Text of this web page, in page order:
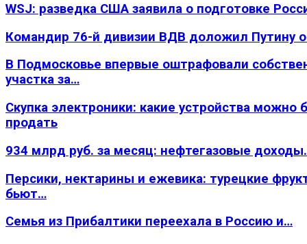
WSJ: разведка США заявила о подготовке
Командир 76-й дивизии ВДВ доложил Путину
В Подмосковье впервые оштрафовали
участка за…
Скупка электроники: какие устройства можно
продать
934 млрд руб. за месяц: нефтегазовые
Персики, нектарины и ежевика: турецкие
бьют…
Семья из Прибалтики переехала в Россию и…